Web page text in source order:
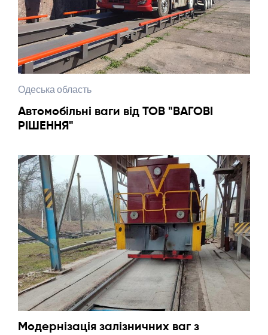
Одеська область
Автомобільні ваги від ТОВ "ВАГОВІ
РІШЕННЯ"
Модернізація залізничних ваг з